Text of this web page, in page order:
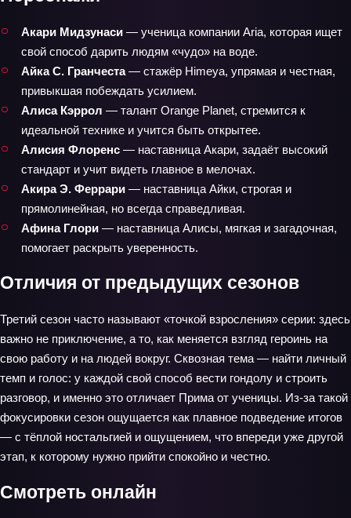
Акари Мидзунаси — ученица компании Aria, которая ищет
свой способ дарить людям «чудо» на воде.
Айка С. Гранчеста— стажёр Himeya, упрямая и честная,
привыкшая побеждать усилием.
Алиса Кэррол — талант Orange Planet, стремится к
идеальной технике и учится быть открытее.
Алисия Флоренс — наставница Акари, задаёт высокий
стандарт и учит видеть главное в мелочах.
Акира Э. Феррари — наставница Айки, строгая и
прямолинейная, но всегда справедливая.
Афина Глори — наставница Алисы, мягкая и загадочная,
помогает раскрыть уверенность.
Отличия от предыдущих сезонов
Третий сезон часто называют «точкой взросления» серии: здесь
важно не приключение, а то, как меняется взгляд героинь на
свою работу и на людей вокруг. Сквозная тема — найти личный
темп и голос: у каждой свой способ вести гондолу и строить
разговор, и именно это отличает Прима от ученицы. Из-за такой
фокусировки сезон ощущается как плавное подведение итогов
— с тёплой ностальгией и ощущением, что впереди уже другой
этап, к которому нужно прийти спокойно и честно.
Смотреть онлайн